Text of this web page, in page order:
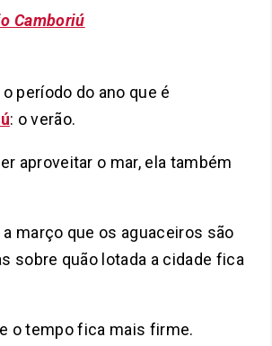
Camboriú
período do ano que é
: o verão.
aproveitar o mar, ela também
março que os aguaceiros são
sobre quão lotada a cidade fica
o tempo fica mais firme.